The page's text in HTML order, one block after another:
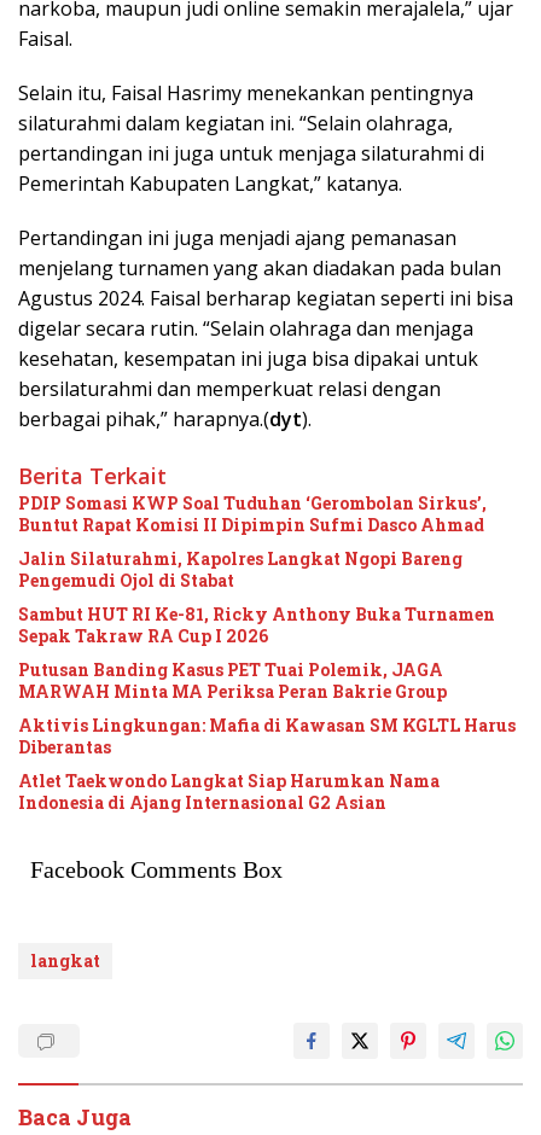
narkoba, maupun judi online semakin merajalela,” ujar
Faisal.
Selain itu, Faisal Hasrimy menekankan pentingnya
silaturahmi dalam kegiatan ini. “Selain olahraga,
pertandingan ini juga untuk menjaga silaturahmi di
Pemerintah Kabupaten Langkat,” katanya.
Pertandingan ini juga menjadi ajang pemanasan
menjelang turnamen yang akan diadakan pada bulan
Agustus 2024. Faisal berharap kegiatan seperti ini bisa
digelar secara rutin. “Selain olahraga dan menjaga
kesehatan, kesempatan ini juga bisa dipakai untuk
bersilaturahmi dan memperkuat relasi dengan
berbagai pihak,” harapnya.(dyt).
Berita Terkait
PDIP Somasi KWP Soal Tuduhan ‘Gerombolan Sirkus’,
Buntut Rapat Komisi II Dipimpin Sufmi Dasco Ahmad
Jalin Silaturahmi, Kapolres Langkat Ngopi Bareng
Pengemudi Ojol di Stabat
Sambut HUT RI Ke-81, Ricky Anthony Buka Turnamen
Sepak Takraw RA Cup I 2026
Putusan Banding Kasus PET Tuai Polemik, JAGA
MARWAH Minta MA Periksa Peran Bakrie Group
Aktivis Lingkungan: Mafia di Kawasan SM KGLTL Harus
Diberantas
Atlet Taekwondo Langkat Siap Harumkan Nama
Indonesia di Ajang Internasional G2 Asian
Facebook Comments Box
langkat
Baca Juga